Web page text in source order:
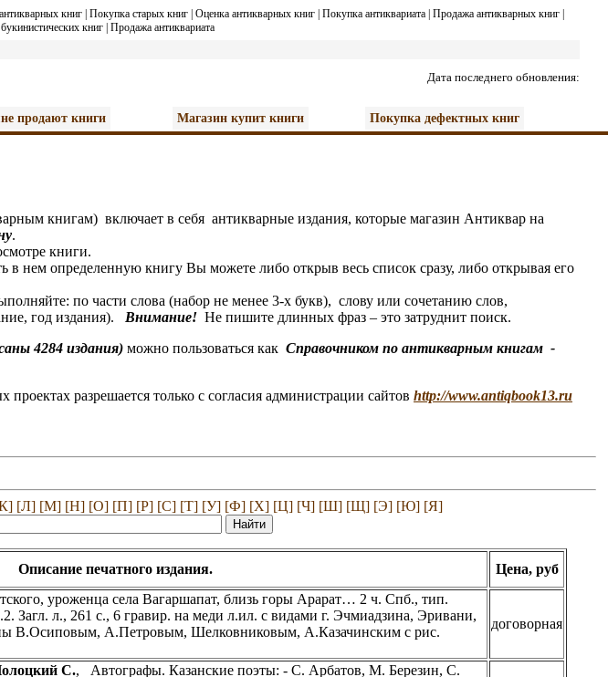
книг Покупка старых книг Оценка антикварных книг Покупка антиквариата Продажа антикварных книг
книг| Продажа антиквариата
Дата последнего обновления:
продают книги Магазин купит книги Покупка дефектных книг
книгам) включает в себя антикварные издания, которые магазин Антиквар на
.
книги.
в нем определенную книгу Вы можете либо открыв весь список сразу, либо открывая его
по части слова (набор не менее 3-х букв), слову или сочетанию слов,
год издания). Внимание! Не пишите длинных фраз – это затруднит поиск.
4284 издания) можно пользоваться как Справочником по антикварным книгам -
проектах разрешается только с согласия администрации сайтов http://www.antiqbook13.ru
[Л] [М] [Н] [О] [П] [Р] [С] [Т] [У] [Ф] [Х] [Ц] [Ч] [Ш] [Щ] [Э] [Ю] [Я]
Описание печатного издания. Цена, руб
уроженца села Вагаршапат, близь горы Арарат… 2 ч. Спб., тип.
Загл. л., 261 с., 6 гравир. на меди л.ил. с видами г. Эчмиадзина, Эривани,
В.Осиповым, А.Петровым, Шелковниковым, А.Казачинским с рис.
договорная
С., Автографы. Казанские поэты: - С. Арбатов, М. Березин, С.